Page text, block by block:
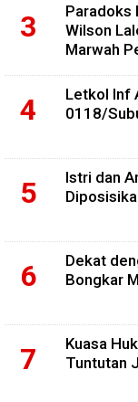
Paradoks
Wilson
Marwah
Letkol Inf
0118/
Istri dan
Dekat
Bongkar
Kuasa
Tuntutan